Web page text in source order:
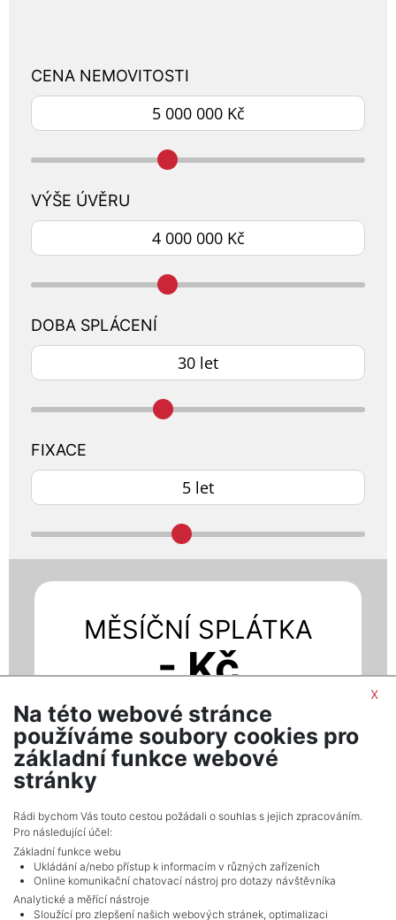
CENA NEMOVITOSTI
VÝŠE ÚVĚRU
DOBA SPLÁCENÍ
FIXACE
MĚSÍČNÍ SPLÁTKA
- Kč
Při úroku - % p.a.
MÁM ZÁJEM O HYPOTÉKU
x
Na této webové stránce
používáme soubory cookies pro
základní funkce webové
stránky
Rádi bychom Vás touto cestou požádali o souhlas s jejich zpracováním.
Pro následující účel:
Základní funkce webu
Ukládání a/nebo přístup k informacím v různých zařízeních
Online komunikační chatovací nástroj pro dotazy návštěvníka
Analytické a měřící nástroje
Sloužící pro zlepšení našich webových stránek, optimalizaci